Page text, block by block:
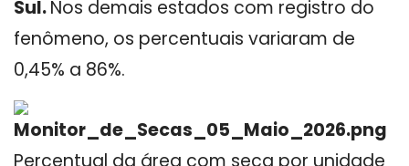
Sul.Nos demais estados com registro do
fenômeno, os percentuais variaram de
0,45% a 86%.
Percentual da área com seca por unidade